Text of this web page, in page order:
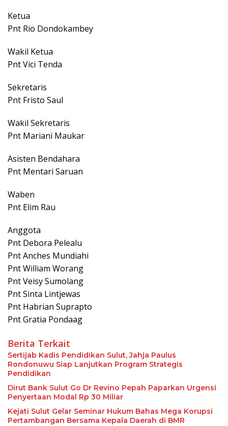
Ketua
Pnt Rio Dondokambey
Wakil Ketua
Pnt Vici Tenda
Sekretaris
Pnt Fristo Saul
Wakil Sekretaris
Pnt Mariani Maukar
Asisten Bendahara
Pnt Mentari Saruan
Waben
Pnt Elim Rau
Anggota
Pnt Debora Pelealu
Pnt Anches Mundiahi
Pnt William Worang
Pnt Veisy Sumolang
Pnt Sinta Lintjewas
Pnt Habrian Suprapto
Pnt Gratia Pondaag
Berita Terkait
Sertijab Kadis Pendidikan Sulut, Jahja Paulus
Rondonuwu Siap Lanjutkan Program Strategis
Pendidikan
Dirut Bank Sulut Go Dr Revino Pepah Paparkan Urgensi
Penyertaan Modal Rp 30 Miliar
Kejati Sulut Gelar Seminar Hukum Bahas Mega Korupsi
Pertambangan Bersama Kepala Daerah di BMR